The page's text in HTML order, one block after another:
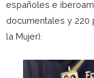
españoles e
documentales y 220
la Mujer).